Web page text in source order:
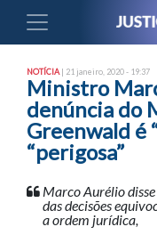
NOTÍCIA | 21 janeiro, 2020 - 19:37
Ministro
denúncia do
Greenwald é
“perigosa”
Marco Aurélio
das decisões
a ordem jurídica,